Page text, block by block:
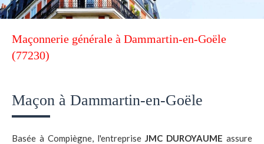
Maçonnerie générale à Dammartin-en-Goële
(77230)
Maçon à Dammartin-en-Goële
Basée à Compiègne, l'entreprise JMC DUROYAUME assure